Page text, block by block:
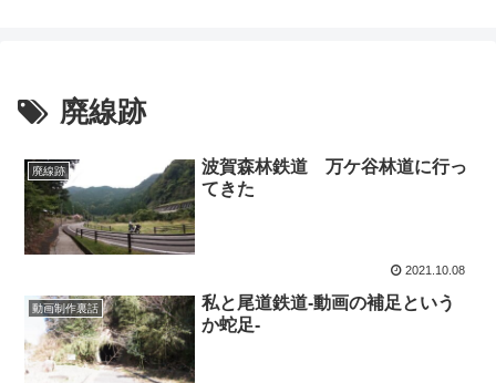
廃線跡
廃線跡
波賀森林鉄道 万ケ谷林道に行っ
てきた
2021.10.08
動画制作裏話
私と尾道鉄道-動画の補足という
か蛇足-